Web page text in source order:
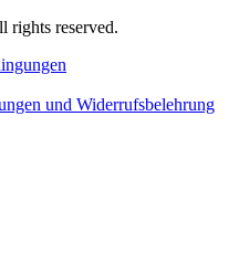
rights reserved.
und Widerrufsbelehrung